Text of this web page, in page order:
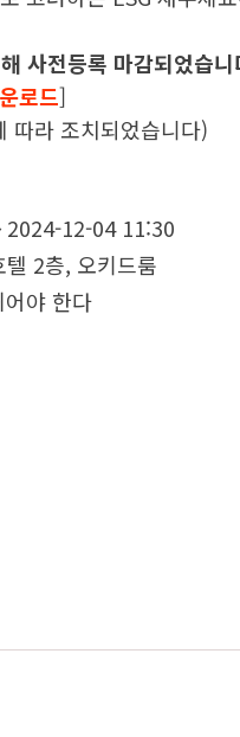
사전등록 마감되었습니
로드]
따라 조치되었습니다)
2024-12-04 11:30
2층, 오키드룸
어야 한다